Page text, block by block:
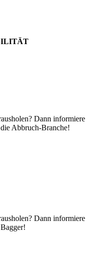
Dann informiere
Abbruch-Branche!
Dann informiere